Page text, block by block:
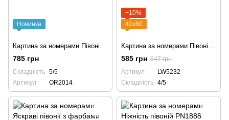
Новинка
Картина за номерами Півонії з фарбами металік OR2014 квіти піони
785 грн
Складність 5/5
Артикул
OR2014
−10%
40х80
Картина за номерами Півонії з фарбами металік LW5232
585 грн 647 грн
Артикул
LW5232
Складність 4/5